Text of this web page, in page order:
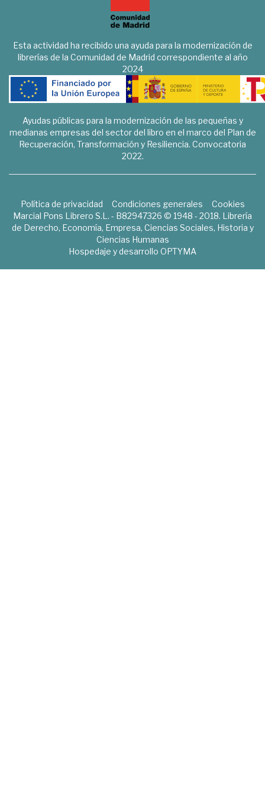
Esta actividad ha recibido una ayuda para la modernización de
librerías de la Comunidad de Madrid correspondiente al año
2024
Ayudas públicas para la modernización de las pequeñas y
medianas empresas del sector del libro en el marco del Plan de
Recuperación, Transformación y Resiliencia. Convocatoria
2022.
Política de privacidad Condiciones generales
Cookies
Marcial Pons Librero S.L. - B82947326 © 1948 - 2018. Librería
de Derecho, Economía, Empresa, Ciencias Sociales, Historia y
Ciencias Humanas
Hospedaje y desarrollo OPTYMA